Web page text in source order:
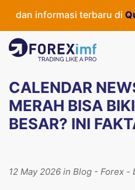
terbaru di
CALENDAR
MERAH BISA
BESAR? INI
12 May 2026 in Blog - Forex -